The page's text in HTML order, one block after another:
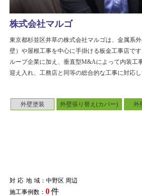
外壁塗装 外壁張り替え(カバー) 外
対応地域：中野区 周辺
施工事例数： 0件
株式会社マルゴ
東京都杉並区井草の株式会社マルゴは、金属系
壁）や屋根工事を中心に手掛ける板金工事店で
ループ企業に加え、垂直型M&Aによって内装工
迎え入れ、工務店と同等の総合的な工事に対応し